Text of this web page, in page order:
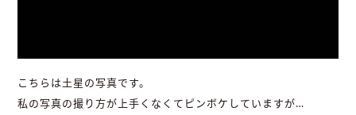
こちらは土星の写真です。
私の写真の撮り方が上手くなくてピンボケしていますが…